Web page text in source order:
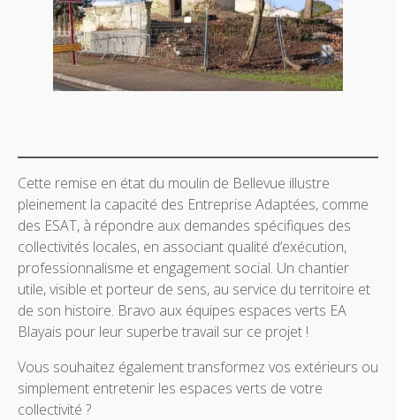
Cette remise en état du moulin de Bellevue illustre
pleinement la capacité des Entreprise Adaptées, comme
des ESAT, à répondre aux demandes spécifiques des
collectivités locales, en associant qualité d’exécution,
professionnalisme et engagement social. Un chantier
utile, visible et porteur de sens, au service du territoire et
de son histoire. Bravo aux équipes espaces verts EA
Blayais pour leur superbe travail sur ce projet !
Vous souhaitez également transformez vos extérieurs ou
simplement entretenir les espaces verts de votre
collectivité ?